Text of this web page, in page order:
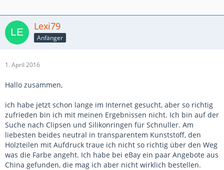
Lexi79
Anfänger
1. April 2016
Hallo zusammen,
ich habe jetzt schon lange im Internet gesucht, aber so richtig
zufrieden bin ich mit meinen Ergebnissen nicht. Ich bin auf der
Suche nach Clipsen und Silikonringen für Schnuller. Am
liebesten beides neutral in transparentem Kunststoff, den
Holzteilen mit Aufdruck traue ich nicht so richtig über den Weg
was die Farbe angeht. Ich habe bei eBay ein paar Angebote aus
China gefunden, die mag ich aber nicht wirklich bestellen.